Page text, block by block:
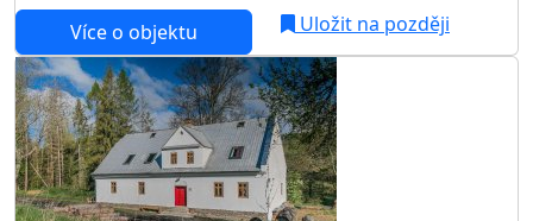
Více o objektu Uložit na později